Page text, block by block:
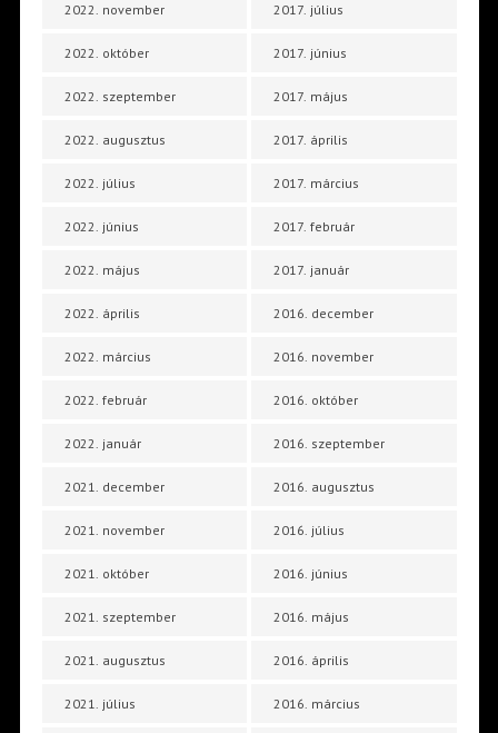
2022. november
2022. október
2022. szeptember
2022. augusztus
2022. július
2022. június
2022. május
2022. április
2022. március
2022. február
2022. január
2021. december
2021. november
2021. október
2021. szeptember
2021. augusztus
2021. július
2017. július
2017. június
2017. május
2017. április
2017. március
2017. február
2017. január
2016. december
2016. november
2016. október
2016. szeptember
2016. augusztus
2016. július
2016. június
2016. május
2016. április
2016. március